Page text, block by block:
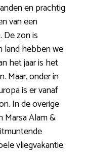
en prachtig
van een
De zon is
land hebben we
het jaar is het
Maar, onder in
is er vanaf
In de overige
Marsa Alam &
vliegvakantie.